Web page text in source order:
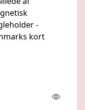
Quick